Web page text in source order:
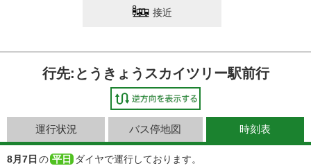
接近
行先:とうきょうスカイツリー駅前行
運行状況 バス停地図 時刻表
8月7日 の 平日 ダイヤで運行しております。